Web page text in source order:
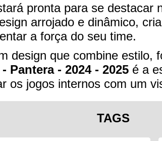
pronta para se
arrojado e dinâmico,
a força do seu time.
design que combine estilo,
- 2024 - 2025 é a
os jogos internos com um
TAGS